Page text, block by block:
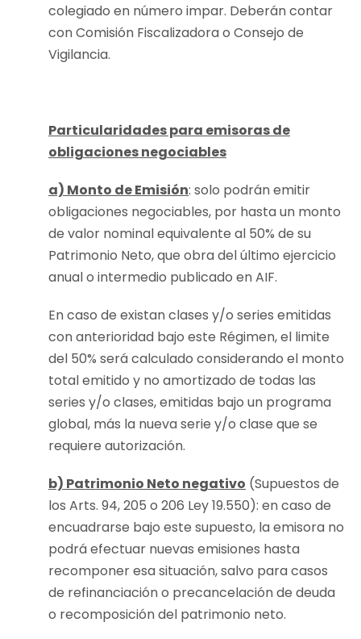
colegiado en número impar. Deberán contar
con Comisión Fiscalizadora o Consejo de
Vigilancia.
Particularidades para emisoras de
obligaciones negociables
a) Monto de Emisión: solo podrán emitir
obligaciones negociables, por hasta un monto
de valor nominal equivalente al 50% de su
Patrimonio Neto, que obra del último ejercicio
anual o intermedio publicado en AIF.
En caso de existan clases y/o series emitidas
con anterioridad bajo este Régimen, el limite
del 50% será calculado considerando el monto
total emitido y no amortizado de todas las
series y/o clases, emitidas bajo un programa
global, más la nueva serie y/o clase que se
requiere autorización.
b) Patrimonio Neto negativo (Supuestos de
los Arts. 94, 205 o 206 Ley 19.550): en caso de
encuadrarse bajo este supuesto, la emisora no
podrá efectuar nuevas emisiones hasta
recomponer esa situación, salvo para casos
de refinanciación o precancelación de deuda
o recomposición del patrimonio neto.